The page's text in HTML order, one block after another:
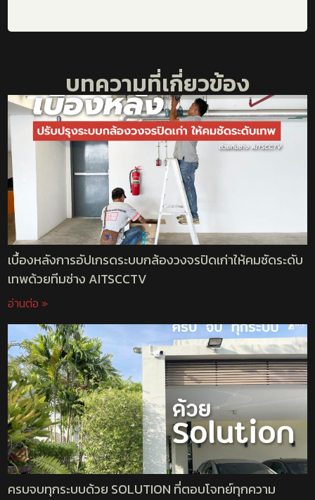
บทความที่เกี่ยวข้อง
เบื้องหลังการอัปเกรดระบบกล้องวงจรปิดเก่าให้คมชัดระดับ
เทพด้วยทีมช่าง AITSCCTV
อ่านต่อ »
ครบจบทุกระบบด้วย SOLUTION ที่ตอบโจทย์ทุกความ